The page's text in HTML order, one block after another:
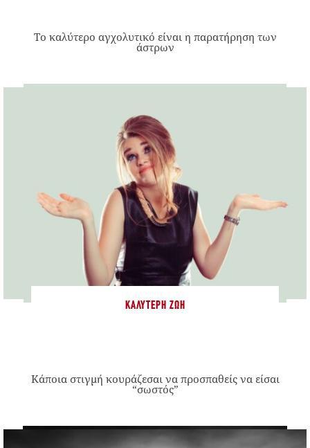
Το καλύτερο αγχολυτικό είναι η παρατήρηση των
άστρων
ΚΑΛΎΤΕΡΗ ΖΩΉ
Κάποια στιγμή κουράζεσαι να προσπαθείς να είσαι
“σωστός”